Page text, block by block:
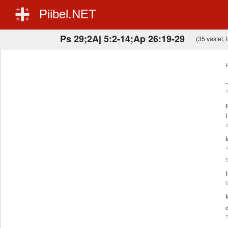
Piibel.NET
Ps 29;2Aj 5:2-14;Ap 26:19-29 (35 vastet,
2
3
4
5
6
7